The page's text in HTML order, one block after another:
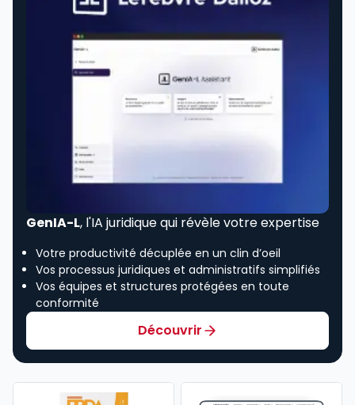
GenIA-L, l'IA juridique qui révèle votre expertise
Votre productivité décuplée en un clin d’oeil
Vos processus juridiques et administratifs simplifiés
Vos équipes et structures protégées en toute
conformité
Découvrir